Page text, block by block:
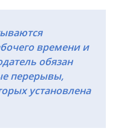
времени и
обязан
перерывы,
установлена